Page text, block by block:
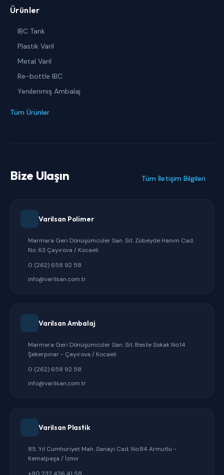
Ürünler
IBC Tank
Plastik Varil
Metal Varil
Re-bottle IBC
Yenilenmiş Ambalaj
Tüm Ürünler
Bize Ulaşın Tüm İletişim Bilgileri
Varilsan Polimer
Marmara Geri Dönüşümcüler San. Sit. Zübeyde Hanım Cad.
No: 63 Çayırova / Kocaeli
0 (262) 658 92 58
info@varilsan.com.tr
Varilsan Ambalaj
Marmara Geri Dönüşümcüler San. Sit. Beste Sokak No:14
Şekerpınar - Çayırova / Kocaeli
0 (262) 658 92 58
info@varilsan.com.tr
Varilsan Plastik
85. Yıl Cumhuriyet Mah. Sanayi Cad. No:84 Armutlu -
Kemalpaşa / İzmir